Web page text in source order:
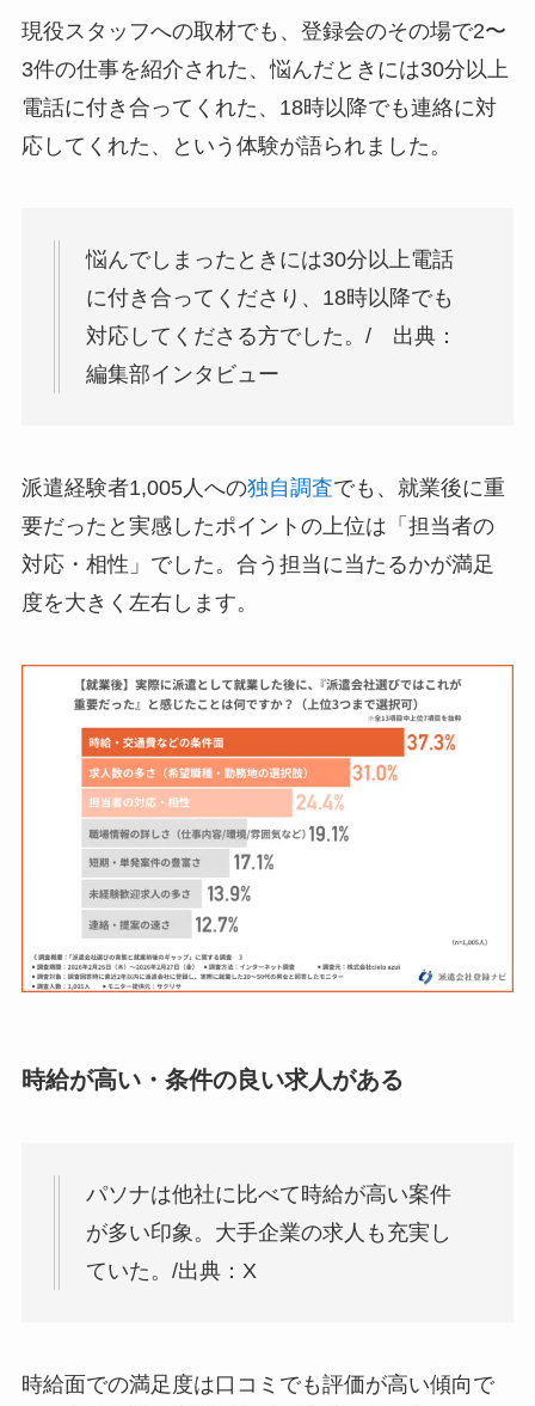
現役スタッフへの取材でも、登録会のその場で2〜
3件の仕事を紹介された、悩んだときには30分以上
電話に付き合ってくれた、18時以降でも連絡に対
応してくれた、という体験が語られました。
悩んでしまったときには30分以上電話
に付き合ってくださり、18時以降でも
対応してくださる方でした。/ 出典：
編集部インタビュー
派遣経験者1,005人への独自調査でも、就業後に重
要だったと実感したポイントの上位は「担当者の
対応・相性」でした。合う担当に当たるかが満足
度を大きく左右します。
時給が高い・条件の良い求人がある
パソナは他社に比べて時給が高い案件
が多い印象。大手企業の求人も充実し
ていた。/出典：X
時給面での満足度は口コミでも評価が高い傾向で